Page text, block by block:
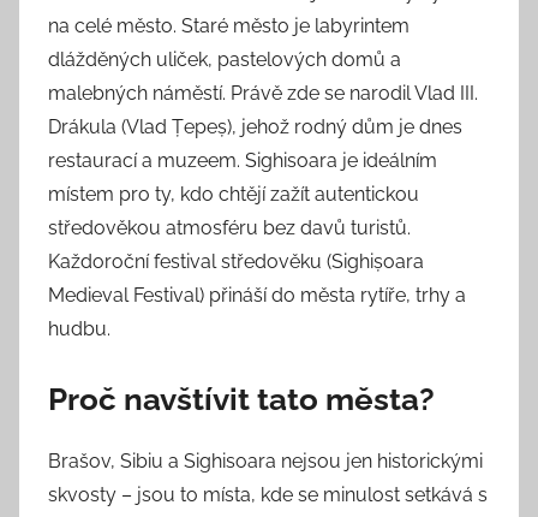
na celé město. Staré město je labyrintem
dlážděných uliček, pastelových domů a
malebných náměstí. Právě zde se narodil Vlad III.
Drákula (Vlad Țepeș), jehož rodný dům je dnes
restaurací a muzeem. Sighisoara je ideálním
místem pro ty, kdo chtějí zažít autentickou
středověkou atmosféru bez davů turistů.
Každoroční festival středověku (Sighișoara
Medieval Festival) přináší do města rytíře, trhy a
hudbu.
Proč navštívit tato města?
Brašov, Sibiu a Sighisoara nejsou jen historickými
skvosty – jsou to místa, kde se minulost setkává s